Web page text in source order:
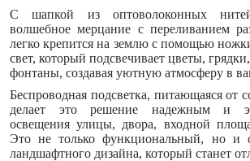
С шапкой из оптоволоконных
волшебное мерцание с переливанием
легко крепится на землю с помощью
свет, который подсвечивает цветы,
фонтаны, создавая уютную атмосферу в
Беспроводная подсветка, питающаяся от
делает это решение надежным и
освещения улицы, двора, входной
Это не только функциональный, но и
ландшафтного дизайна, который станет